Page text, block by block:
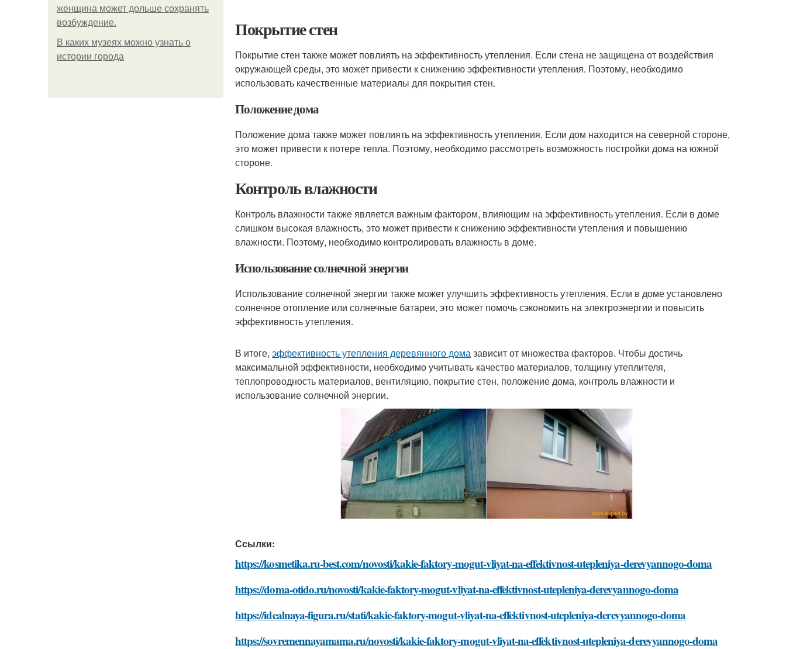
женщина может дольше сохранять
возбуждение.
В каких музеях можно узнать о
истории города
Покрытие стен
Покрытие стен также может повлиять на эффективность утепления. Если стена не защищена от воздействия
окружающей среды, это может привести к снижению эффективности утепления. Поэтому, необходимо
использовать качественные материалы для покрытия стен.
Положение дома
Положение дома также может повлиять на эффективность утепления. Если дом находится на северной стороне,
это может привести к потере тепла. Поэтому, необходимо рассмотреть возможность постройки дома на южной
стороне.
Контроль влажности
Контроль влажности также является важным фактором, влияющим на эффективность утепления. Если в доме
слишком высокая влажность, это может привести к снижению эффективности утепления и повышению
влажности. Поэтому, необходимо контролировать влажность в доме.
Использование солнечной энергии
Использование солнечной энергии также может улучшить эффективность утепления. Если в доме установлено
солнечное отопление или солнечные батареи, это может помочь сэкономить на электроэнергии и повысить
эффективность утепления.
В итоге, эффективность утепления деревянного домазависит от множества факторов. Чтобы достичь
максимальной эффективности, необходимо учитывать качество материалов, толщину утеплителя,
теплопроводность материалов, вентиляцию, покрытие стен, положение дома, контроль влажности и
использование солнечной энергии.
Ссылки:
https://kosmetika.ru-best.com/novosti/kakie-faktory-mogut-vliyat-na-effektivnost-utepleniya-derevyannogo-doma
https://doma-otido.ru/novosti/kakie-faktory-mogut-vliyat-na-effektivnost-utepleniya-derevyannogo-doma
https://idealnaya-figura.ru/stati/kakie-faktory-mogut-vliyat-na-effektivnost-utepleniya-derevyannogo-doma
https://sovremennayamama.ru/novosti/kakie-faktory-mogut-vliyat-na-effektivnost-utepleniya-derevyannogo-doma